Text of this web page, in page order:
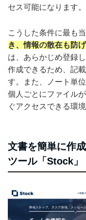
セス可能になります。
こうした条件に最も
き、情報の散在も防
は、あらかじめ登録
作成できるため、記
す。また、ノート単
個人ごとにファイル
ぐアクセスできる環
文書を簡単に作
ツール「Stock」